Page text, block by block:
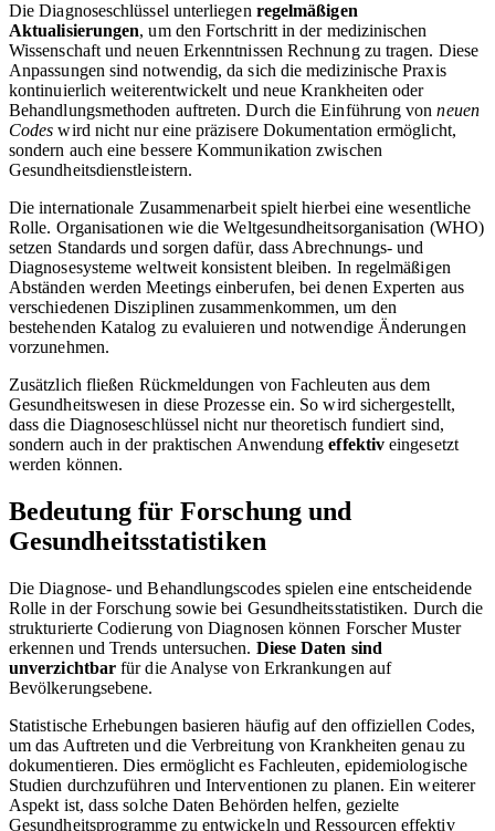
Die Diagnoseschlüssel unterliegen regelmäßigen
Aktualisierungen, um den Fortschritt in der medizinischen
Wissenschaft und neuen Erkenntnissen Rechnung zu tragen. Diese
Anpassungen sind notwendig, da sich die medizinische Praxis
kontinuierlich weiterentwickelt und neue Krankheiten oder
Behandlungsmethoden auftreten. Durch die Einführung vonneuen
Codes wird nicht nur eine präzisere Dokumentation ermöglicht,
sondern auch eine bessere Kommunikation zwischen
Gesundheitsdienstleistern.
Die internationale Zusammenarbeit spielt hierbei eine wesentliche
Rolle. Organisationen wie die Weltgesundheitsorganisation (WHO)
setzen Standards und sorgen dafür, dass Abrechnungs- und
Diagnosesysteme weltweit konsistent bleiben. In regelmäßigen
Abständen werden Meetings einberufen, bei denen Experten aus
verschiedenen Disziplinen zusammenkommen, um den
bestehenden Katalog zu evaluieren und notwendige Änderungen
vorzunehmen.
Zusätzlich fließen Rückmeldungen von Fachleuten aus dem
Gesundheitswesen in diese Prozesse ein. So wird sichergestellt,
dass die Diagnoseschlüssel nicht nur theoretisch fundiert sind,
sondern auch in der praktischen Anwendungeffektiv eingesetzt
werden können.
Bedeutung für Forschung und
Gesundheitsstatistiken
Die Diagnose- und Behandlungscodes spielen eine entscheidende
Rolle in der Forschung sowie bei Gesundheitsstatistiken. Durch die
strukturierte Codierung von Diagnosen können Forscher Muster
erkennen und Trends untersuchen. Diese Daten sind
unverzichtbar für die Analyse von Erkrankungen auf
Bevölkerungsebene.
Statistische Erhebungen basieren häufig auf den offiziellen Codes,
um das Auftreten und die Verbreitung von Krankheiten genau zu
dokumentieren. Dies ermöglicht es Fachleuten, epidemiologische
Studien durchzuführen und Interventionen zu planen. Ein weiterer
Aspekt ist, dass solche Daten Behörden helfen, gezielte
Gesundheitsprogramme zu entwickeln und Ressourcen effektiv